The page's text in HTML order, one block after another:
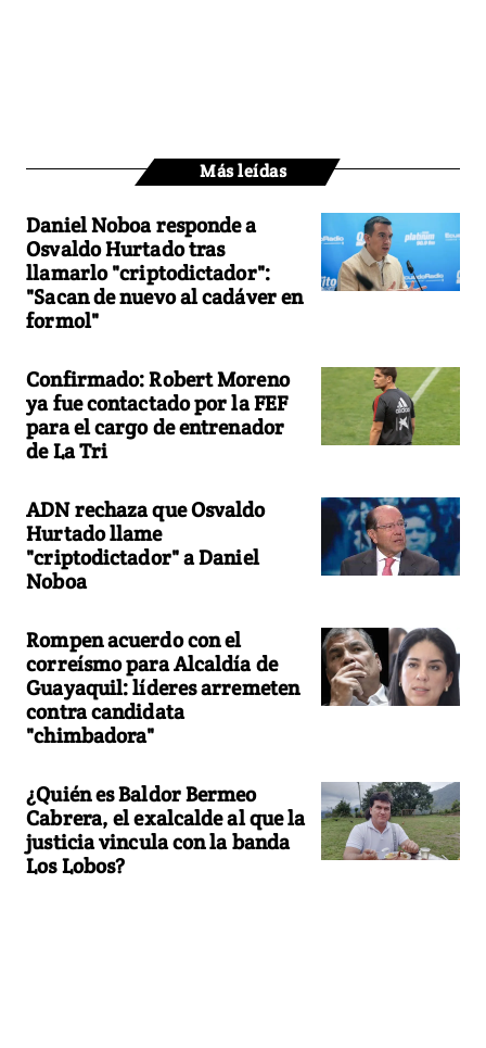
Más leídas
Daniel Noboa responde a
Osvaldo Hurtado tras
llamarlo "criptodictador":
"Sacan de nuevo al cadáver en
formol"
Confirmado: Robert Moreno
ya fue contactado por la FEF
para el cargo de entrenador
de La Tri
ADN rechaza que Osvaldo
Hurtado llame
"criptodictador" a Daniel
Noboa
Rompen acuerdo con el
correísmo para Alcaldía de
Guayaquil: líderes arremeten
contra candidata
"chimbadora"
¿Quién es Baldor Bermeo
Cabrera, el exalcalde al que la
justicia vincula con la banda
Los Lobos?